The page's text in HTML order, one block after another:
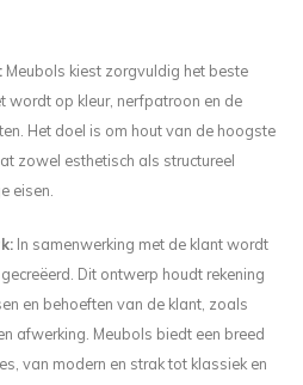
Meubols kiest zorgvuldig het beste
wordt op kleur, nerfpatroon en de
Het doel is om hout van de hoogste
zowel esthetisch als structureel
eisen.
In samenwerking met de klant wordt
Dit ontwerp houdt rekening
en behoeften van de klant, zoals
afwerking. Meubols biedt een breed
van modern en strak tot klassiek en